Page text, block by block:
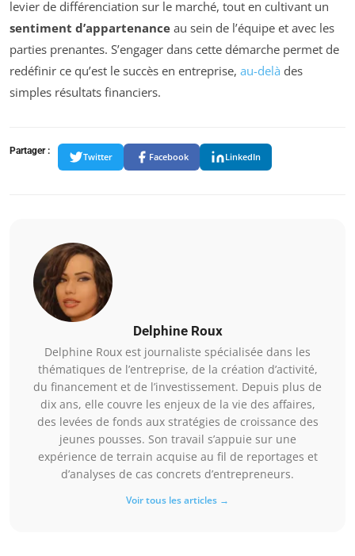
levier de différenciation sur le marché, tout en cultivant un
sentiment d’appartenance au sein de l’équipe et avec les
parties prenantes. S’engager dans cette démarche permet de
redéfinir ce qu’est le succès en entreprise, au-delà des
simples résultats financiers.
Partager :
Twitter Facebook LinkedIn
Delphine Roux
Delphine Roux est journaliste spécialisée dans les
thématiques de l’entreprise, de la création d’activité,
du financement et de l’investissement. Depuis plus de
dix ans, elle couvre les enjeux de la vie des affaires,
des levées de fonds aux stratégies de croissance des
jeunes pousses. Son travail s’appuie sur une
expérience de terrain acquise au fil de reportages et
d’analyses de cas concrets d’entrepreneurs.
Voir tous les articles →